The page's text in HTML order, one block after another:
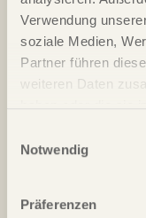
Verwendung
soziale Medien,
Partner führen
weiteren Daten
Notwendig
Präferenzen
PLZ*